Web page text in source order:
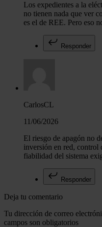
Los expedientes a la
no tienen nada que ver
es el de REE. Pero eso
Responder
CarlosCL
11/06/2026
El riesgo de apagón no
inversión en red, control
fiabilidad del sistema
Responder
Deja tu comentario
Tu dirección de correo
campos son obligatorios